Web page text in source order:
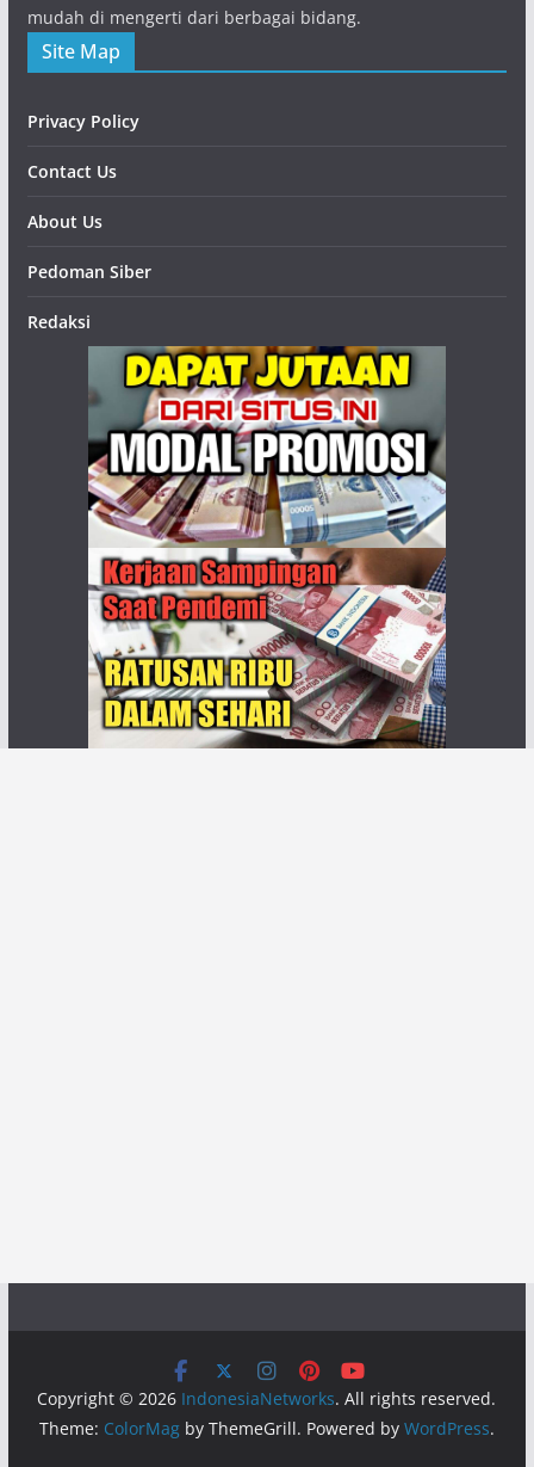
mudah di mengerti dari berbagai bidang.
Site Map
Privacy Policy
Contact Us
About Us
Pedoman Siber
Redaksi
Copyright © 2026 IndonesiaNetworks. All rights reserved.
Theme: ColorMagby ThemeGrill. Powered by WordPress.